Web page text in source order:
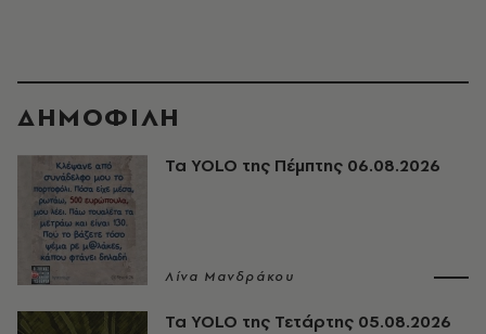
ΔΗΜΟΦΙΛΗ
Τα YOLO της Πέμπτης 06.08.2026
Λίνα Μανδράκου
Τα YOLO της Τετάρτης 05.08.2026